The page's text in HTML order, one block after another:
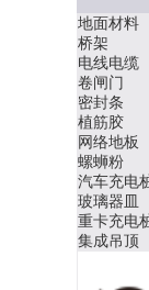
白鹭湖喜来
地面材料
桥架
电线电缆
卷闸门
密封条
植筋胶
网络地板
螺蛳粉
汽车充
玻璃器皿
重卡充
集成吊顶